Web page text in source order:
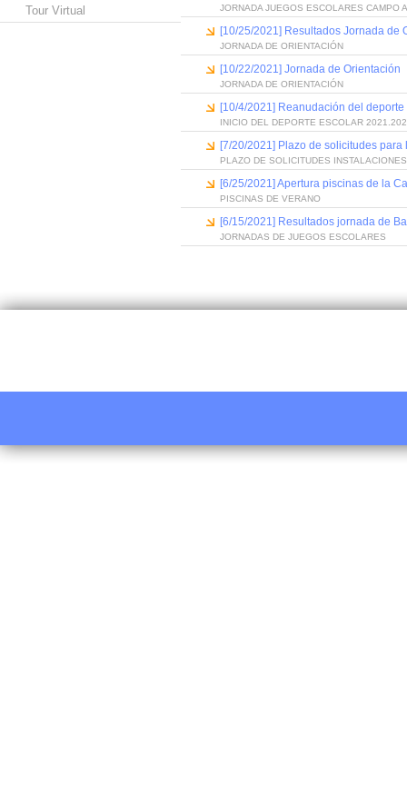
Tour Virtual
JORNADA JUEGOS ESCOLARES CAMPO
[10/25/2021] Resultados Jornada de
JORNADA DE ORIENTACIÓN
[10/22/2021] Jornada de Orientación
JORNADA DE ORIENTACIÓN
[10/4/2021] Reanudación del
INICIO DEL DEPORTE ESCOLAR
[7/20/2021] Plazo de solicitudes
PLAZO DE SOLICITUDES
[6/25/2021] Apertura piscinas de la
PISCINAS DE VERANO
[6/15/2021] Resultados jornada de
JORNADAS DE JUEGOS ESCOLARES